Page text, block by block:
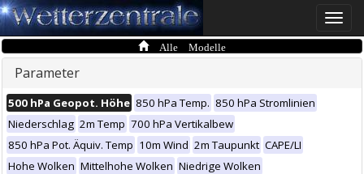
Toggle
Alle Modelle
Parameter
500 hPa Geopot. Höhe 850 hPa Temp. 850 hPa Stromlinien
Niederschlag 2m Temp 700 hPa Vertikalbew
850 hPa Pot. Äquiv. Temp 10m Wind 2m Taupunkt CAPE/LI
Hohe Wolken Mittelhohe Wolken Niedrige Wolken